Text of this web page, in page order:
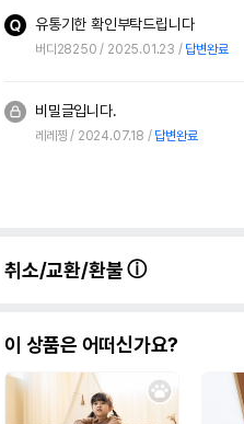
유통기한 확인부탁드립니다
버디28250 2025.01.23 답변완료
비밀글입니다.
레레찡 2024.07.18 답변완료
취소/교환/환불
이 상품은 어떠신가요?